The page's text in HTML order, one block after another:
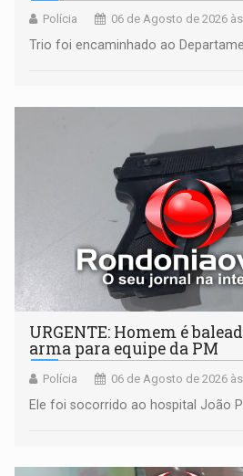
Polícia 06 de Agosto de 2026
Trio foi encaminhado ao
URGENTE: Homem é
arma para equipe da PM
Polícia 06 de Agosto de 2026
Ele foi socorrido ao hospital João